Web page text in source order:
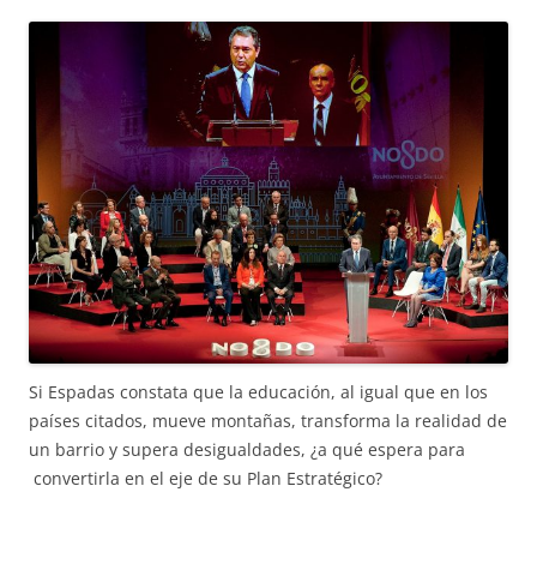
Si Espadas constata que la educación, al igual que en los
países citados, mueve montañas, transforma la realidad de
un barrio y supera desigualdades, ¿a qué espera para
convertirla en el eje de su Plan Estratégico?